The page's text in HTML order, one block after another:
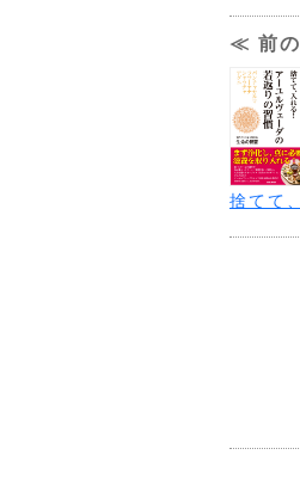
ご先祖
お墓
あな
お金の
時間も
公民館
≪ 前の
捨てて